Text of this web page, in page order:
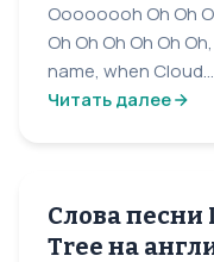
Oooooooh Oh Oh
Oh Oh Oh Oh Oh
name, when Cloud...
Читать далее
Слова песни
Tree на